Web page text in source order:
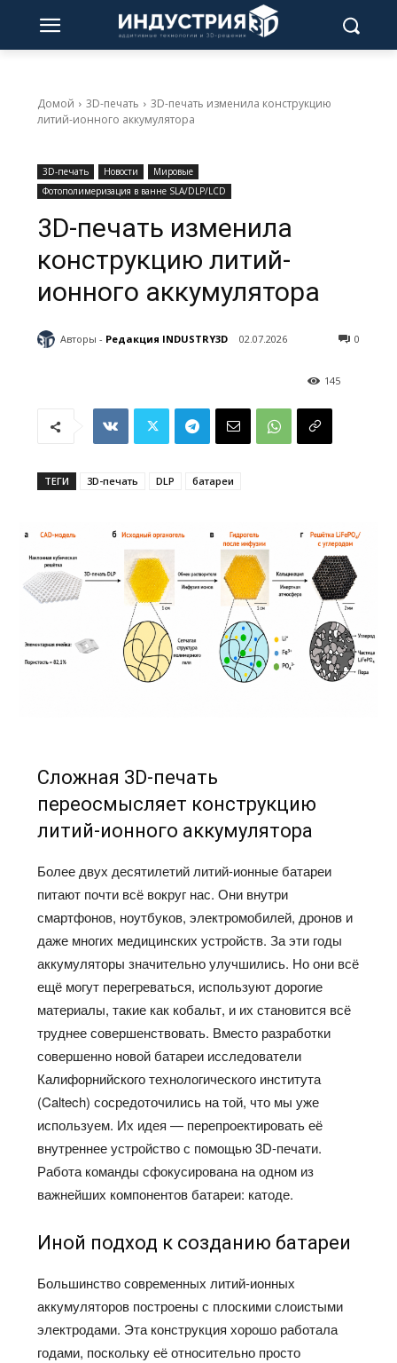
Домой 3D-печать
3D-печать изменила конструкцию
литий-ионного аккумулятора
3D-печать Новости
Мировые
Фотополимеризация в ванне SLA/DLP/LCD
3D-печать изменила
конструкцию литий-
ионного аккумулятора
Авторы - Редакция INDUSTRY3D 02.07.2026 0
145
ТЕГИ 3D-печать DLP батареи
Сложная 3D-печать
переосмысляет конструкцию
литий-ионного аккумулятора
Более двух десятилетий литий-ионные батареи
питают почти всё вокруг нас. Они внутри
смартфонов, ноутбуков, электромобилей, дронов и
даже многих медицинских устройств. За эти годы
аккумуляторы значительно улучшились. Но они всё
ещё могут перегреваться, используют дорогие
материалы, такие как кобальт, и их становится всё
труднее совершенствовать. Вместо разработки
совершенно новой батареи исследователи
Калифорнийского технологического института
(Caltech) сосредоточились на той, что мы уже
используем. Их идея — перепроектировать её
внутреннее устройство с помощью 3D-печати.
Работа команды сфокусирована на одном из
важнейших компонентов батареи: катоде.
Иной подход к созданию батареи
Большинство современных литий-ионных
аккумуляторов построены с плоскими слоистыми
электродами. Эта конструкция хорошо работала
годами, поскольку её относительно просто